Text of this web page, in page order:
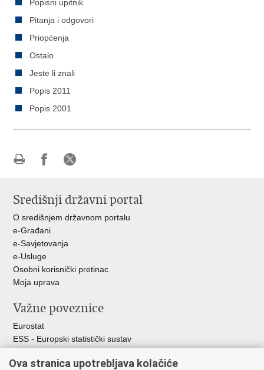
Popisni upitnik
Pitanja i odgovori
Priopćenja
Ostalo
Jeste li znali
Popis 2011
Popis 2001
Facebooku
X-
Središnji državni portal
O središnjem državnom portalu
e-Građani
e-Savjetovanja
e-Usluge
Osobni korisnički pretinac
Moja uprava
Važne poveznice
Eurostat
ESS - Europski statistički sustav
Statistički savjet Republike Hrvatske
Ova stranica upotrebljava kolačiće